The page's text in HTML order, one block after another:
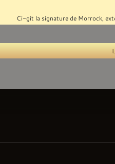
Ci-gît la signature de Morrock,